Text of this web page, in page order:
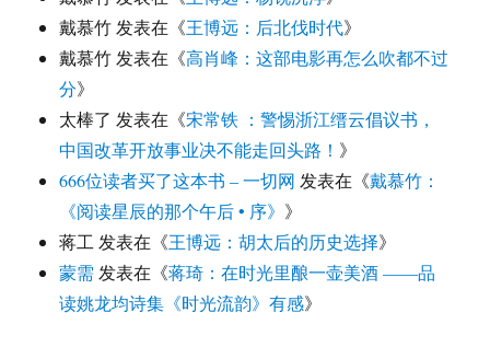
戴慕竹 发表在《王博远：后北伐时代》
戴慕竹 发表在《高肖峰：这部电影再怎么吹都不过
分》
太棒了 发表在《宋常铁 ：警惕浙江缙云倡议书，
中国改革开放事业决不能走回头路！ 》
666位读者买了这本书 – 一切网 发表在《戴慕竹：
《阅读星辰的那个午后 • 序》 》
蒋工 发表在《王博远：胡太后的历史选择》
蒙需 发表在《蒋琦：在时光里酿一壶美酒 ——品
读姚龙均诗集《时光流韵》有感》